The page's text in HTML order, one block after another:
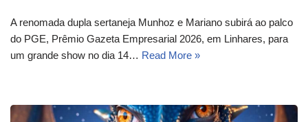
A renomada dupla sertaneja Munhoz e Mariano subirá ao palco
do PGE, Prêmio Gazeta Empresarial 2026, em Linhares, para
um grande show no dia 14… Read More »